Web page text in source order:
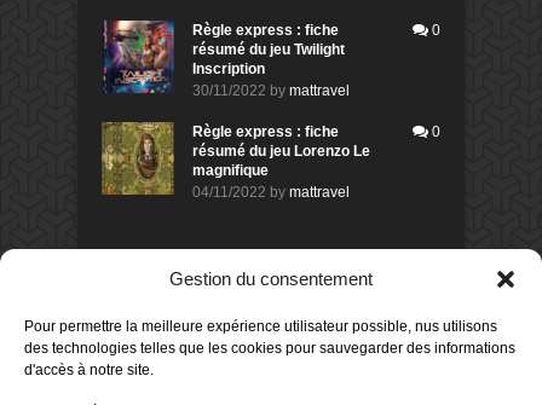
Gestion du consentement
Pour permettre la meilleure expérience utilisateur possible, nus utilisons
des technologies telles que les cookies pour sauvegarder des informations
d'accès à notre site.
Règle express : fiche
résumé du jeu Twilight
Inscription
30/11/2022 by mattravel
0
Règle express : fiche
résumé du jeu Lorenzo Le
magnifique
04/11/2022 by mattravel
0
DERNIERS AVIS DES MEMBRES
Avis de morlockbob
Sur le jeu Collect!
il y a 1 jour